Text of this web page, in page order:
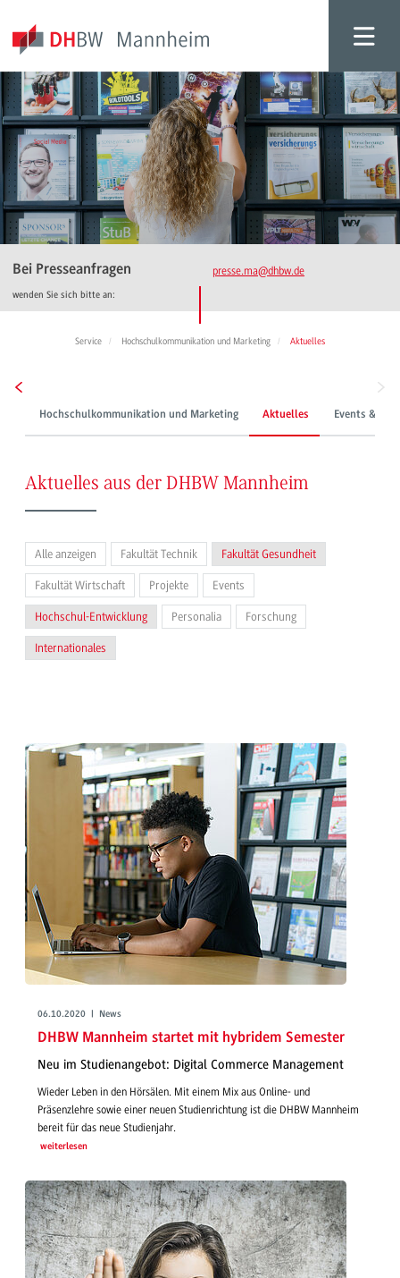
Bei Presseanfragen
wenden Sie sich bitte an:
presse.ma@dhbw.de
Service Hochschulkommunikation und Marketing Aktuelles
Hochschulkommunikation und Marketing Aktuelles Events &
Aktuelles aus der DHBW Mannheim
Alle anzeigen Fakultät Technik Fakultät Gesundheit
Fakultät Wirtschaft Projekte Events
Hochschul-Entwicklung Personalia Forschung
Internationales
06.10.2020 | News
DHBW Mannheim startet mit hybridem Semester
Neu im Studienangebot: Digital Commerce Management
Wieder Leben in den Hörsälen. Mit einem Mix aus Online- und
Präsenzlehre sowie einer neuen Studienrichtung ist die DHBW Mannheim
bereit für das neue Studienjahr.
weiterlesen